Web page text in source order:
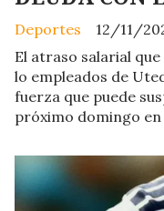
Deportes
12/11/
El atraso salarial
lo empleados de
fuerza que puede
próximo domingo en